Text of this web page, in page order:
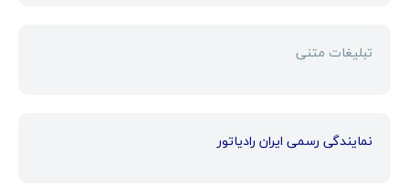
تبلیغات متنی
نمایندگی رسمی ایران رادیاتور